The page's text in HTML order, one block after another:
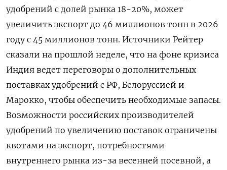
удобрений с долей рынка ​18-20%, может
увеличить экспорт до 46 миллионов тонн в 2026
году с 45 миллионов тонн. Источники Рейтер
сказали на прошлой неделе, что на фоне кризиса
Индия ведет переговоры о дополнительных
поставках удобрений с РФ, Белоруссией и
Марокко, чтобы обеспечить необходимые запасы.
Возможности российских производителей
удобрений по увеличению поставок ограничены ​
квотами на экспорт, ⁠потребностями
внутреннего рынка из-за весенней посевной, а